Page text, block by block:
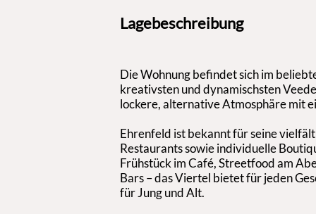
Lagebeschreibung
Die Wohnung befindet sich im
kreativsten und dynamischsten
lockere, alternative Atmosphäre mit
Ehrenfeld ist bekannt für seine
Restaurants sowie individuelle
Frühstück im Café, Streetfood am
Bars – das Viertel bietet für jeden
für Jung und Alt.